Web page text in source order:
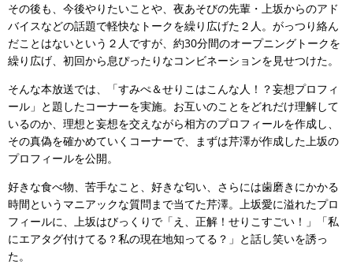
その後も、今後やりたいことや、夜あそびの先輩・上坂からのアド
バイスなどの話題で軽快なトークを繰り広げた２人。がっつり絡ん
だことはないという２人ですが、約30分間のオープニングトークを
繰り広げ、初回から息ぴったりなコンビネーションを見せつけた。
そんな本放送では、「すみぺ＆せりこはこんな人！？妄想プロフィ
ール」と題したコーナーを実施。お互いのことをどれだけ理解して
いるのか、理想と妄想を交えながら相方のプロフィールを作成し、
その真偽を確かめていくコーナーで、まずは芹澤が作成した上坂の
プロフィールを公開。
好きな食べ物、苦手なこと、好きな匂い、さらには歯磨きにかかる
時間というマニアックな質問まで当てた芹澤。上坂愛に溢れたプロ
フィールに、上坂はびっくりで「え、正解！せりこすごい！」「私
にエアタグ付けてる？私の現在地知ってる？」と話し笑いを誘っ
た。